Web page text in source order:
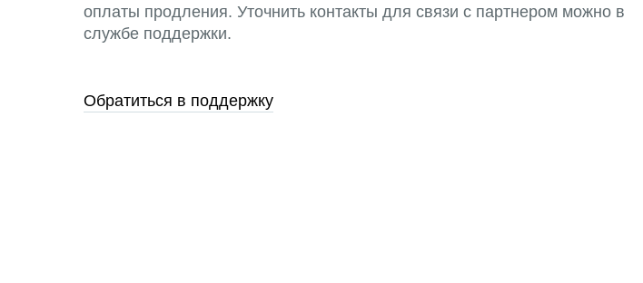
оплаты продления. Уточнить контакты для связи с партнером можно в
службе поддержки.
Обратиться в поддержку